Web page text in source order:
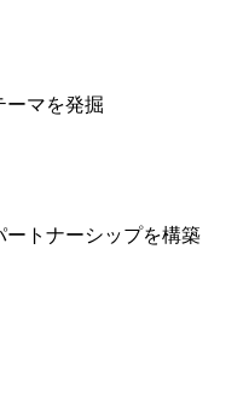
ーマを発掘
トナーシップを構築